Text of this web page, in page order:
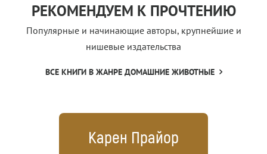
РЕКОМЕНДУЕМ К ПРОЧТЕНИЮ
Популярные и начинающие авторы, крупнейшие и
нишевые издательства
ВСЕ КНИГИ В ЖАНРЕ ДОМАШНИЕ ЖИВОТНЫЕ
Карен Прайор